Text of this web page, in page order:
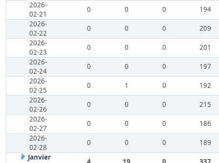
2026-
02-21
0 0 0
194
2026-
02-22
0 0 0
209
2026-
02-23
0 0 0
201
2026-
02-24
0 0 0
197
2026-
02-25
0 1 0
192
2026-
02-26
0 0 0
215
2026-
02-27
0 0 0
186
2026-
02-28
0 0 0
189
Janvier